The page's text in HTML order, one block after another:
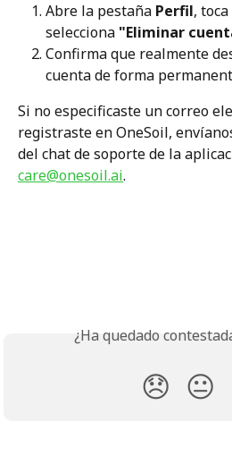
Abre la pestaña Perfil, toca
selecciona "Eliminar
Confirma que realmente
cuenta de forma
Si no especificaste un correo
registraste en OneSoil,
del chat de soporte de la
care@onesoil.ai.
¿Ha quedado
😞 😐